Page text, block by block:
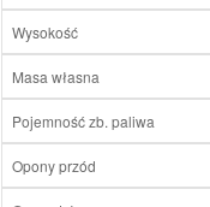
Wysokość
Masa własna
Pojemność zb. paliwa
Opony przód